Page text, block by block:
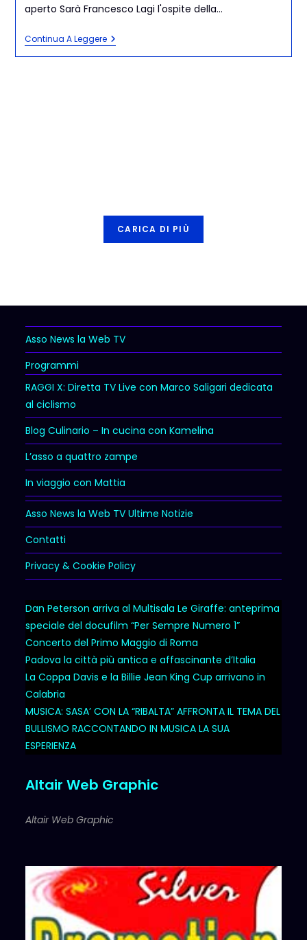
aperto Sarà Francesco Lagi l'ospite della…
Continua A Leggere
CARICA DI PIÙ
Asso News la Web TV
Programmi
RAGGI X: Diretta TV Live con Marco Saligari dedicata
al ciclismo
Blog Culinario – In cucina con Kamelina
L’asso a quattro zampe
In viaggio con Mattia
Asso News la Web TV Ultime Notizie
Contatti
Privacy & Cookie Policy
Dan Peterson arriva al Multisala Le Giraffe: anteprima
speciale del docufilm “Per Sempre Numero 1”
Concerto del Primo Maggio di Roma
Padova la città più antica e affascinante d’Italia
La Coppa Davis e la Billie Jean King Cup arrivano in
Calabria
MUSICA: SASA’ CON LA “RIBALTA” AFFRONTA IL TEMA DEL
BULLISMO RACCONTANDO IN MUSICA LA SUA
ESPERIENZA
Altair Web Graphic
Altair Web Graphic